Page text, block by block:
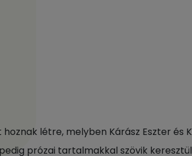
létre, melyben Kárász Eszter és
prózai tartalmakkal szövik